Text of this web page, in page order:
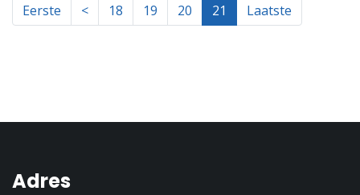
Eerste < 18 19 20 21 Laatste
Adres